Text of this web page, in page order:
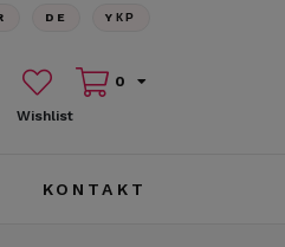
DE YКР
Wishlist
0
KONTAKT